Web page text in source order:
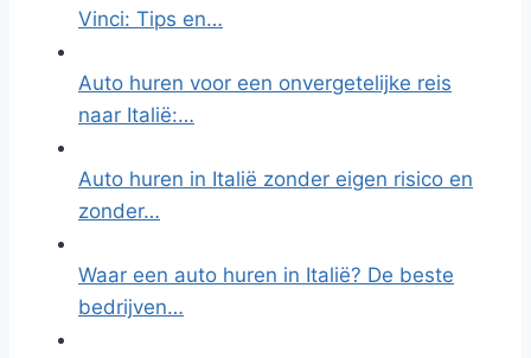
Vinci: Tips en…
Auto huren voor een onvergetelijke reis
naar Italië:…
Auto huren in Italië zonder eigen risico en
zonder…
Waar een auto huren in Italië? De beste
bedrijven…